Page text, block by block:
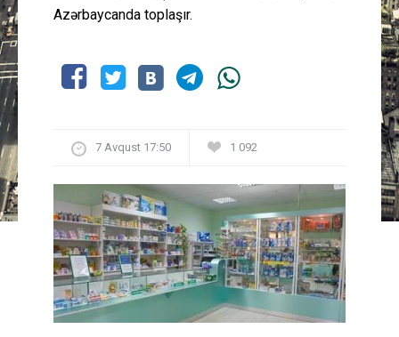
Azərbaycanda toplaşır.
7 Avqust 17:50 1 092